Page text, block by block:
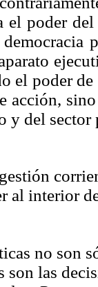
poder
el poder
acción,
y del sector
al interior
no son
son las